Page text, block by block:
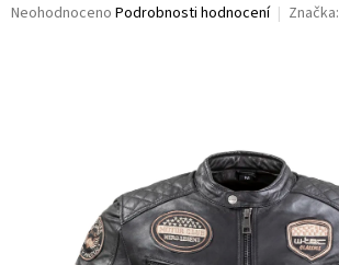
Průměrné
Neohodnoceno Podrobnosti hodnocení Značka: